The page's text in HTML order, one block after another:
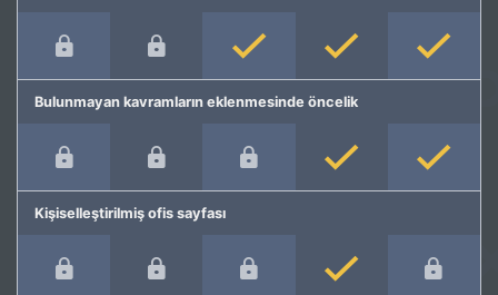
Bulunmayan kavramların eklenmesinde öncelik
Kişiselleştirilmiş ofis sayfası